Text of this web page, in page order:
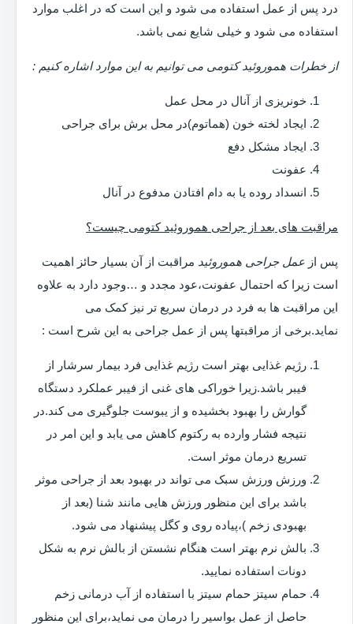
درد پس از عمل استفاده می شود و این است که در اغلب موارد
استفاده می شود و خیلی شایع نمی باشد.
از خطرات هموروئید کتومی می توانیم به این موارد اشاره کنیم :
خونریزی از آنال در محل عمل
ایجاد لخته خون (هماتوم)در محل برش برای جراحی
ایجاد مشکل دفع
عفونت
انسداد روده یا به دام افتادن مدفوع در آنال
مراقبت های بعد از جراحی هموروئید کتومی چیست؟
پس از عمل جراحی هموروئید مراقبت از آن بسیار حائز اهمیت
است زیرا که احتمال عفونت،عود مجدد و …وجود دارد به علاوه
این مراقبت ها به فرد در درمان سریع تر نیز کمک می
نماید.برخی از مراقبتها پس از عمل جراحی به این شرح است :
رژیم غذایی بهتر است رژیم غذایی فرد بیمار سرشار از
فیبر باشد.زیرا خوراکی های غنی از فیبر عملکرد دستگاه
گوارش را بهبود بخشیده و از یبوست جلوگیری می کند.در
نتیجه فشار وارده به رکتوم کاهش می یابد و این امر در
تسریع درمان موثر است.
ورزش ورزش سبک می تواند در بهبود بعد از جراحی موثر
باشد برای این منظور ورزش هایی مانند شنا (بعد از
بهبودی زخم )،پیاده روی و کگل پیشنهاد می شود.
بالش نرم بهتر است هنگام نشستن از بالش نرم به شکل
دونات استفاده نمایید.
حمام سیتز حمام سیتز با استفاده از آب درمانی زخم
حاصل از عمل بواسیر را درمان می نماید،برای این منظور